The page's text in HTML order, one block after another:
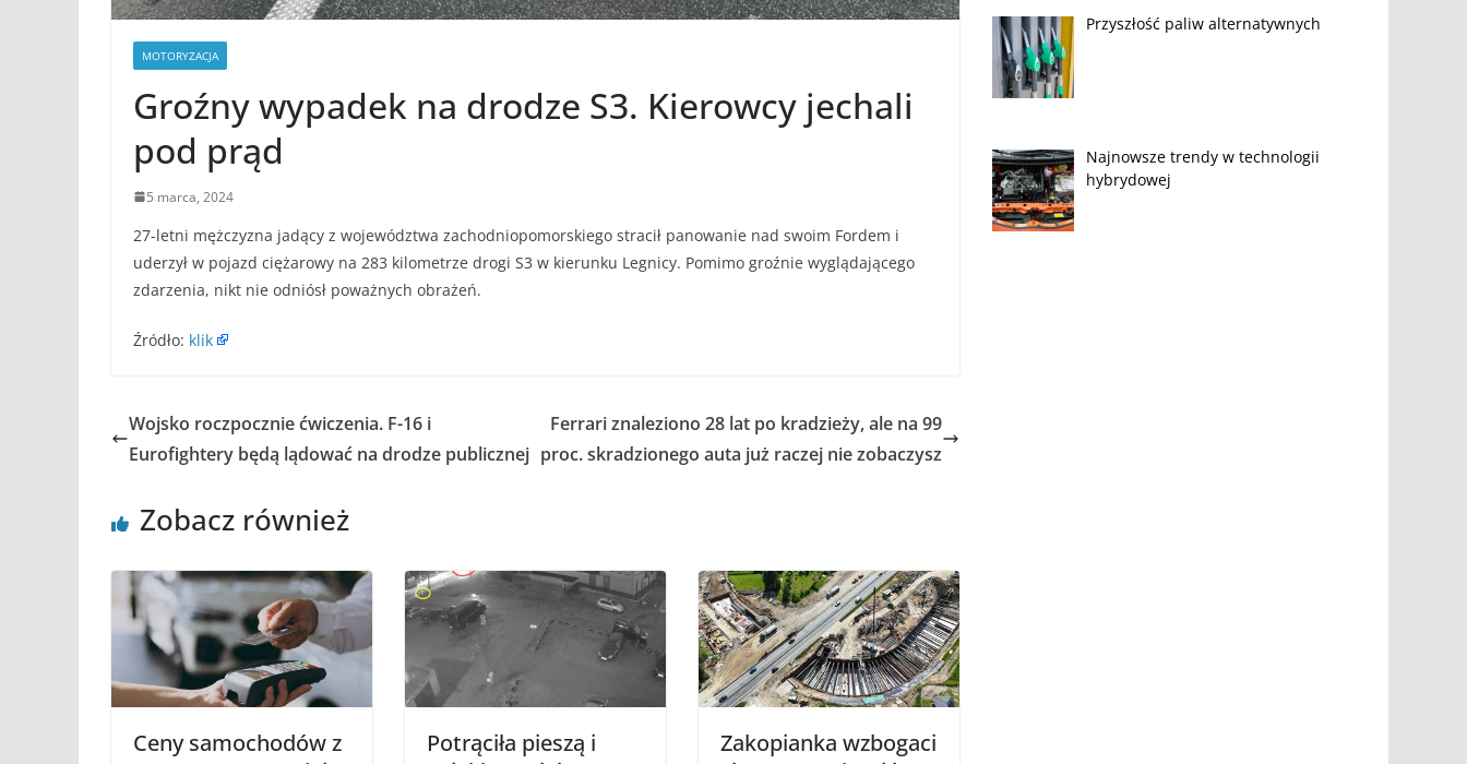
MOTORYZACJA
Groźny wypadek na drodze S3. Kierowcy jechali
pod prąd
5 marca, 2024
27-letni mężczyzna jadący z województwa zachodniopomorskiego stracił panowanie nad swoim Fordem i
uderzył w pojazd ciężarowy na 283 kilometrze drogi S3 w kierunku Legnicy. Pomimo groźnie wyglądającego
zdarzenia, nikt nie odniósł poważnych obrażeń.
Źródło: klik
Wojsko roczpocznie ćwiczenia. F-16 i
Eurofightery będą lądować na drodze publicznej
Ferrari znaleziono 28 lat po kradzieży, ale na 99
proc. skradzionego auta już raczej nie zobaczysz
Zobacz również
Ceny samochodów z
Potrąciła pieszą i
Zakopianka wzbogaci
Przyszłość paliw alternatywnych
Najnowsze trendy w technologii
hybrydowej